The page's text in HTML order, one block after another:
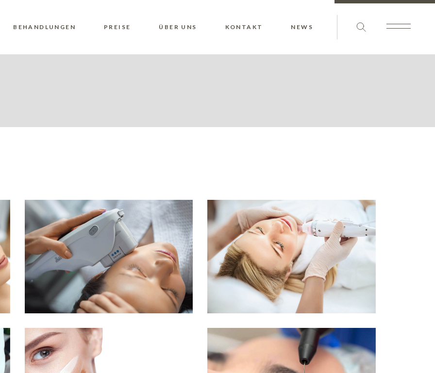
BEHANDLUNGEN PREISE ÜBER UNS KONTAKT NEWS
RF-
Microneedli
ng
ANTI-AGING